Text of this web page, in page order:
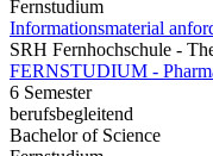
Fernstudium
Informationsmaterial
SRH Fernhochschule -
FERNSTUDIUM -
6 Semester
berufsbegleitend
Bachelor of Science